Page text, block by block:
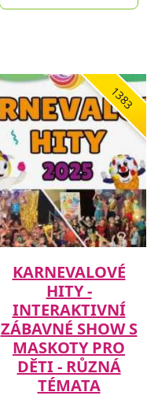
1383
KARNEVALOVÉ
HITY -
INTERAKTIVNÍ
ZÁBAVNÉ SHOW S
MASKOTY PRO
DĚTI - RŮZNÁ
TÉMATA